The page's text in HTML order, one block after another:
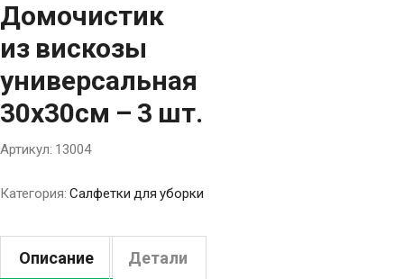
Домочистик
из вискозы
универсальная
30х30см – 3 шт.
Артикул: 13004
Категория: Салфетки для уборки
Описание Детали